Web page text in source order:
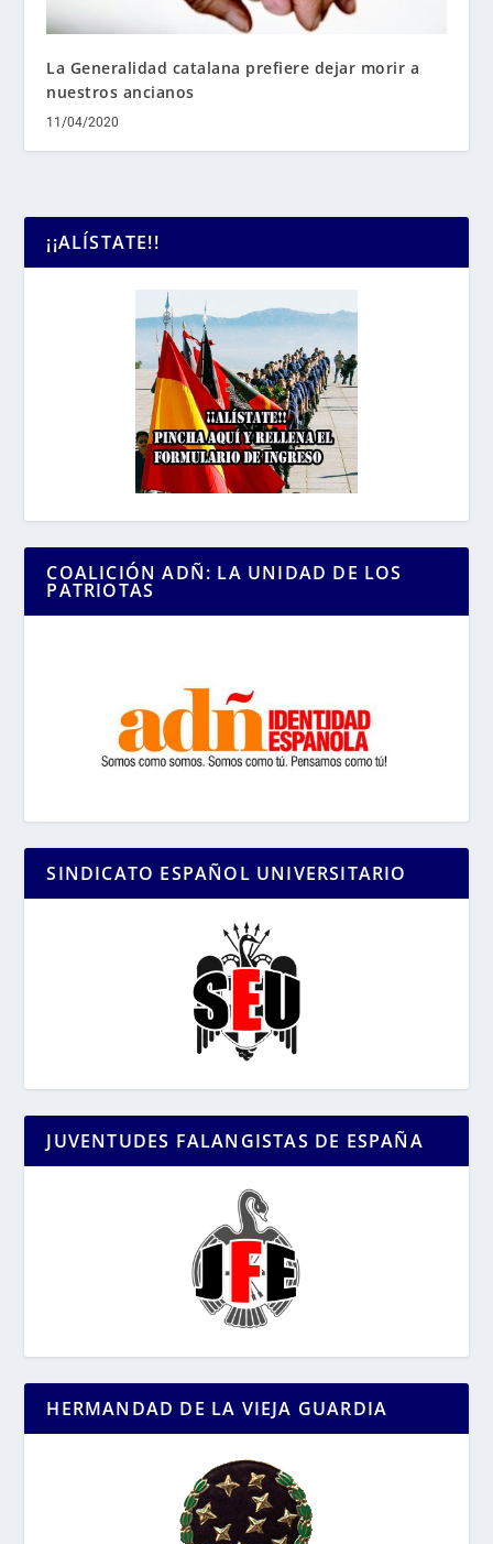
La Generalidad catalana prefiere dejar morir a
nuestros ancianos
11/04/2020
¡¡ALÍSTATE!!
COALICIÓN ADÑ: LA UNIDAD DE LOS
PATRIOTAS
SINDICATO ESPAÑOL UNIVERSITARIO
JUVENTUDES FALANGISTAS DE ESPAÑA
HERMANDAD DE LA VIEJA GUARDIA